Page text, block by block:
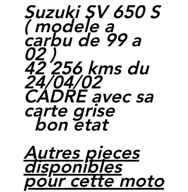
Suzuki SV 650 S
( modele a
carbu de 99 a
02 )
42 256 kms du
24/04/02
CADRE avec sa
carte grise
bon etat
Autres pieces
disponibles
pour cette moto